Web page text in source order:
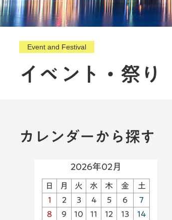
Event and Festival
イベント・祭り
カレンダーから探す
2026年02月
日 月 火 水 木 金
土
1
2 3 4 5 6
7
8
9 10 11 12 13
14